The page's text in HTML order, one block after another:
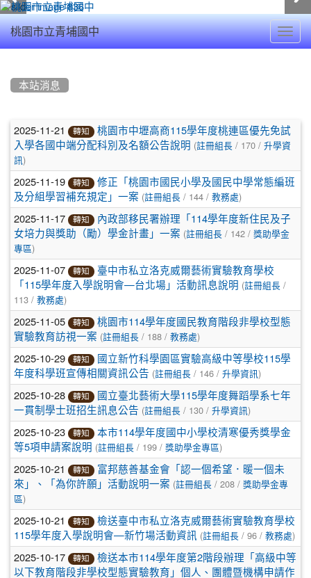
桃園市立青埔國中
本站消息
文
章
列
表
2025-11-21 轉知
桃園市中壢高商115學年度桃連區優先免試
入學各國中端分配科別及名額公告說明 (註冊組長 / 170 / 升學資
訊)
2025-11-19 轉知
修正「桃園市國民小學及國民中學常態編班
及分組學習補充規定」一案 (註冊組長 / 144 / 教務處)
2025-11-17 轉知
內政部移民署辦理「114學年度新住民及子
女培力與獎助（勵）學金計畫」一案 (註冊組長 / 142 / 獎助學金
專區)
2025-11-07 轉知
臺中市私立洛克威爾藝術實驗教育學校
「115學年度入學說明會—台北場」活動訊息說明 (註冊組長 /
113 / 教務處)
2025-11-05 轉知
桃園市114學年度國民教育階段非學校型態
實驗教育訪視一案 (註冊組長 / 188 / 教務處)
2025-10-29 轉知
國立新竹科學園區實驗高級中等學校115學
年度科學班宣傳相關資訊公告 (註冊組長 / 146 / 升學資訊)
2025-10-28 轉知
國立臺北藝術大學115學年度舞蹈學系七年
一貫制學士班招生訊息公告 (註冊組長 / 130 / 升學資訊)
2025-10-23 轉知
本市114學年度國中小學校清寒優秀獎學金
等5項申請案說明 (註冊組長 / 199 / 獎助學金專區)
2025-10-21 轉知
富邦慈善基金會「認一個希望．暖一個未
來」、「為你許願」活動說明一案 (註冊組長 / 208 / 獎助學金專
區)
2025-10-21 轉知
檢送臺中市私立洛克威爾藝術實驗教育學校
115學年度入學說明會—新竹場活動資訊 (註冊組長 / 96 / 教務處)
2025-10-17 轉知
檢送本市114學年度第2階段辦理「高級中等
以下教育階段非學校型態實驗教育」個人、團體暨機構申請作